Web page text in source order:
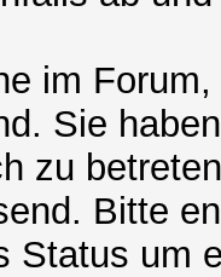
im
Sie
zu
Bitte
Status um